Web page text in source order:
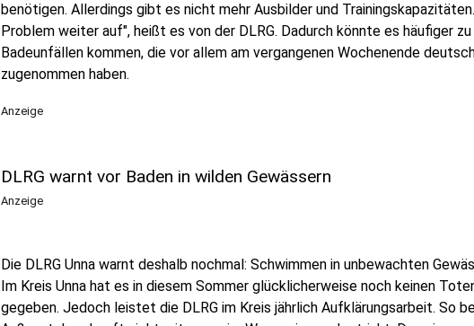
benötigen. Allerdings gibt es nicht mehr Ausbilder und
Problem weiter auf", heißt es von der DLRG. Dadurch könnte es häufiger
Badeunfällen kommen, die vor allem am vergangenen Wochenende
zugenommen haben.
Anzeige
DLRG warnt vor Baden in wilden Gewässern
Anzeige
Die DLRG Unna warnt deshalb nochmal: Schwimmen in unbewachten
Im Kreis Unna hat es in diesem Sommer glücklicherweise noch keinen
gegeben. Jedoch leistet die DLRG im Kreis jährlich Aufklärungsarbeit. So